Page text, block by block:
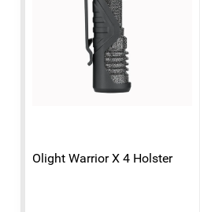
Olight Warrior X 4 Holster